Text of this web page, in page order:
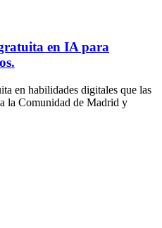
en IA para
en habilidades digitales que las
la Comunidad de Madrid y